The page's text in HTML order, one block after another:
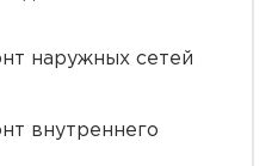
наружных сетей
внутреннего